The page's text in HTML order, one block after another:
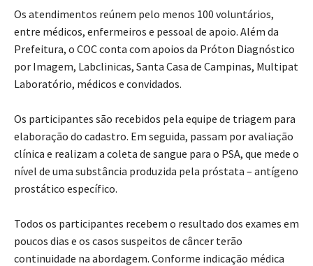
Os atendimentos reúnem pelo menos 100 voluntários,
entre médicos, enfermeiros e pessoal de apoio. Além da
Prefeitura, o COC conta com apoios da Próton Diagnóstico
por Imagem, Labclinicas, Santa Casa de Campinas, Multipat
Laboratório, médicos e convidados.
Os participantes são recebidos pela equipe de triagem para
elaboração do cadastro. Em seguida, passam por avaliação
clínica e realizam a coleta de sangue para o PSA, que mede o
nível de uma substância produzida pela próstata – antígeno
prostático específico.
Todos os participantes recebem o resultado dos exames em
poucos dias e os casos suspeitos de câncer terão
continuidade na abordagem. Conforme indicação médica